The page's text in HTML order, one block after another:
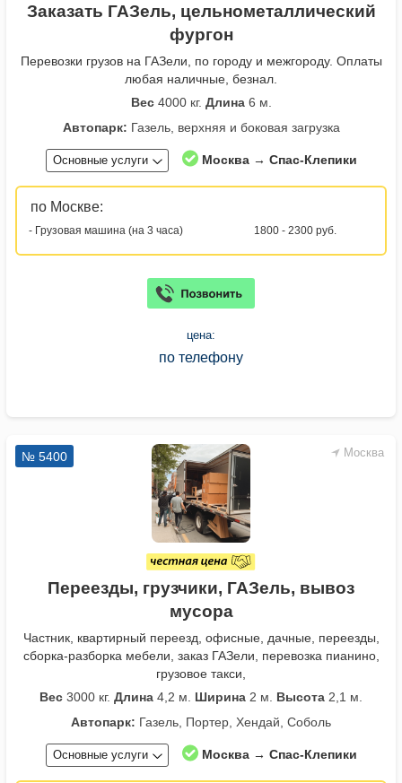
Заказать ГАЗель, цельнометаллический
фургон
Перевозки грузов на ГАЗели, по городу и межгороду. Оплаты
любая наличные, безнал.
Вес4000 кг. Длина6 м.
Автопарк: Газель, верхняя и боковая загрузка
Основные услуги Москва → Спас-Клепики
по Москве:
- Грузовая машина (на 3 часа) 1800 - 2300 руб.
цена:
по телефону
Москва
№ 5400
Переезды, грузчики, ГАЗель, вывоз
мусора
Частник, квартирный переезд, офисные, дачные, переезды,
сборка-разборка мебели, заказ ГАЗели, перевозка пианино,
грузовое такси,
Вес 3000 кг. Длина 4,2 м. Ширина 2 м. Высота 2,1 м.
Автопарк: Газель, Портер, Хендай, Соболь
Основные услуги Москва → Спас-Клепики